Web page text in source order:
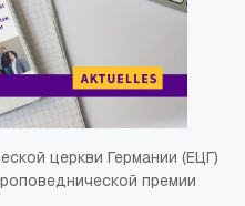
церкви Германии (ЕЦГ)
премии